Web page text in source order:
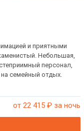
и приятными
Небольшая,
персонал,
семейный отдых.
от 22 415 ₽ за ночь